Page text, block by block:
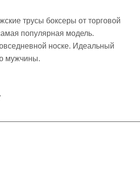
трусы боксеры от торговой
популярная модель.
носке. Идеальный
мужчины.